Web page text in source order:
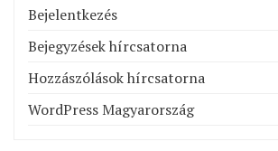
Bejelentkezés
Bejegyzések hírcsatorna
Hozzászólások hírcsatorna
WordPress Magyarország